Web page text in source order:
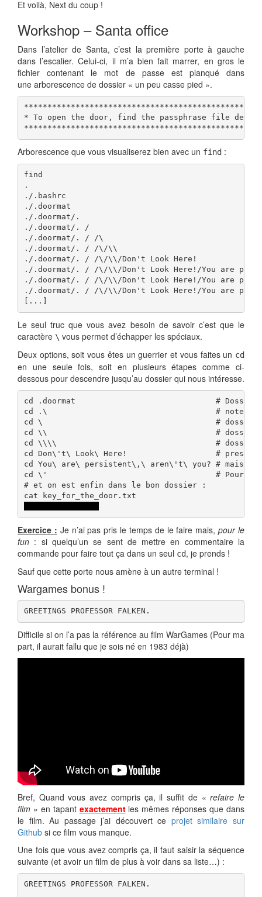
Et voilà, Next du coup !
Workshop – Santa office
Dans l’atelier de Santa, c’est la première porte à gauche
dans l’escalier. Celui-ci, il m’a bien fait marrer, en gros le
fichier contenant le mot de passe est planqué dans
une arborescence de dossier « un peu casse pied ».
* To open the door, find the passphrase file
Arborescence que vous visualiserez bien avec un find :
find
.
./.bashrc
./.doormat
./.doormat/.
./.doormat/. /
./.doormat/. / /\
./.doormat/. / /\/\\
./.doormat/. / /\/\\/Don't Look Here!
./.doormat/. / /\/\\/Don't Look Here!/You are
./.doormat/. / /\/\\/Don't Look Here!/You are
./.doormat/. / /\/\\/Don't Look Here!/You are
[...]
Le seul truc que vous avez besoin de savoir c’est que le
caractère \ vous permet d’échapper les spéciaux.
Deux options, soit vous êtes un guerrier et vous faites un cd
en une seule fois, soit en plusieurs étapes comme ci-
dessous pour descendre jusqu’au dossier qui nous intéresse.
cd .doormat                              # Dossier
cd .\                                    # notez
cd \                                     # dossier
cd \\                                    # dossier
cd \\\\                                  # dossier
cd Don\'t\ Look\ Here!                   # presque
cd You\ are\ persistent\,\ aren\'t\ you? # mais ça
cd \'                                    # Pourquoi
# et on est enfin dans le bon dossier :
Exercice : Je n’ai pas pris le temps de le faire mais,pour le
fun : si quelqu’un se sent de mettre en commentaire la
commande pour faire tout ça dans un seul cd, je prends !
Sauf que cette porte nous amène à un autre terminal !
Wargames bonus !
GREETINGS PROFESSOR FALKEN.
Difficile si on l’a pas la référence au film WarGames (Pour ma
part, il aurait fallu que je sois né en 1983 déjà)
Bref, Quand vous avez compris ça, il suffit de «refaire le
film » en tapant exactementles mêmes réponses que dans
le film. Au passage j’ai découvert ce projet similaire sur
Github si ce film vous manque.
Une fois que vous avez compris ça, il faut saisir la séquence
suivante (et avoir un film de plus à voir dans sa liste…) :
GREETINGS PROFESSOR FALKEN.